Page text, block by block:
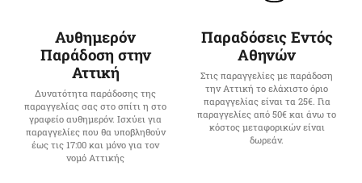
Αυθημερόν
Παράδοση στην
Αττική
Δυνατότητα παράδοσης της
παραγγελίας σας στο σπίτι η στο
γραφείο αυθημερόν. Ισχύει για
παραγγελίες που θα υποβληθούν
έως τις 17:00 και μόνο για τον
νομό Αττικής
Παραδόσεις Εντός
Αθηνών
Στις παραγγελίες με παράδοση
την Αττική το ελάχιστο όριο
παραγγελίας είναι τα 25€. Για
παραγγελίες από 50€ και άνω το
κόστος μεταφορικών είναι
δωρεάν.